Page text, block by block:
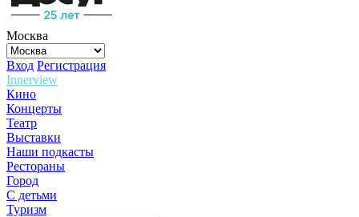
Москва
Вход Регистрация
Innerview
Кино
Концерты
Театр
Выставки
Наши подкасты
Рестораны
Город
С детьми
Туризм